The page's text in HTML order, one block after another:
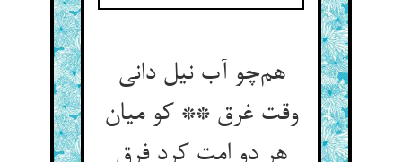
هم‌چو آب نیل دانی
وقت غرق ** کو میان
هر دو امت کرد فرق